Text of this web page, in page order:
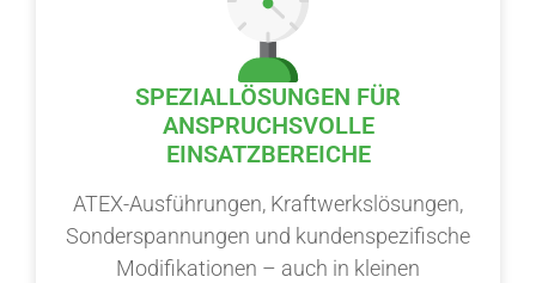
SPEZIALLÖSUNGEN FÜR
ANSPRUCHSVOLLE
EINSATZBEREICHE
ATEX-Ausführungen, Kraftwerkslösungen,
Sonderspannungen und kundenspezifische
Modifikationen – auch in kleinen